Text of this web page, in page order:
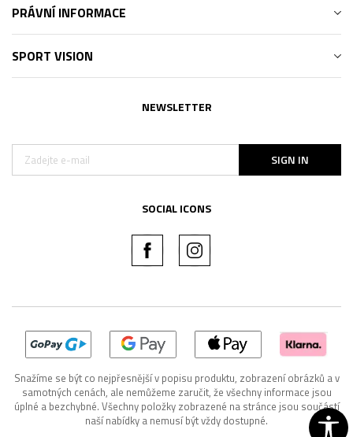
PRÁVNÍ INFORMACE
SPORT VISION
NEWSLETTER
SIGN IN
SOCIAL ICONS
Snažíme se být co nejpřesnější v popisu produktu, zobrazení obrázků a v
samotných cenách, ale nemůžeme zaručit, že všechny informace jsou
úplné a bezchybné. Všechny položky zobrazené na stránce jsou součástí
naší nabídky a nemusí být vždy dostupné.